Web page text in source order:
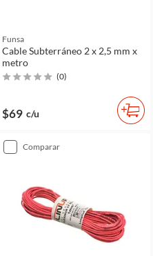
Funsa
Cable Subterráneo 2 x 2,5 mm x
metro
(0)
$69 c/u
comparar